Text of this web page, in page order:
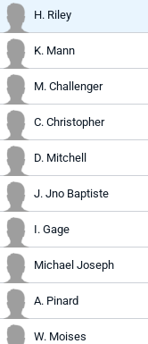
H. Riley
K. Mann
M. Challenger
C. Christopher
D. Mitchell
J. Jno Baptiste
I. Gage
Michael Joseph
A. Pinard
W. Moises